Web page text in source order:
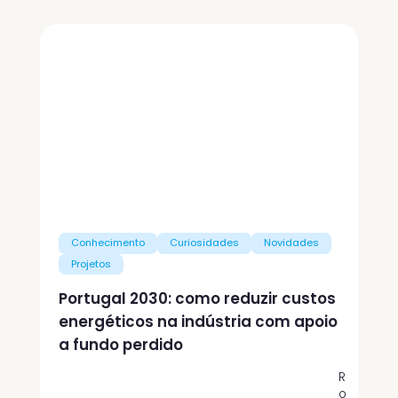
Conhecimento Curiosidades
Novidades
Projetos
Portugal 2030: como reduzir custos
energéticos na indústria com apoio
a fundo perdido
R
o